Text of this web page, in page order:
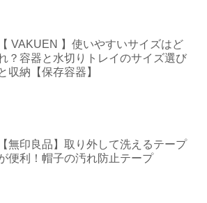
【 VAKUEN 】使いやすいサイズはど
？容器と水切りトレイのサイズ選び
と収納【保存容器】
【無印良品】取り外して洗えるテープ
便利！帽子の汚れ防止テープ